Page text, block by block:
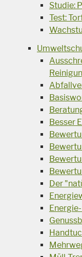
Studie:
Test:
Besser
Der